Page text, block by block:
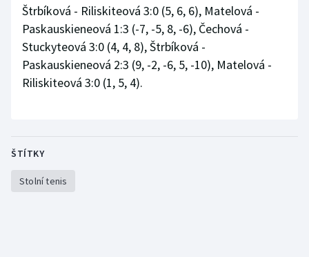
Štrbíková - Riliskiteová 3:0 (5, 6, 6), Matelová -
Paskauskieneová 1:3 (-7, -5, 8, -6), Čechová -
Stuckyteová 3:0 (4, 4, 8), Štrbíková -
Paskauskieneová 2:3 (9, -2, -6, 5, -10), Matelová -
Riliskiteová 3:0 (1, 5, 4).
ŠTÍTKY
Stolní tenis